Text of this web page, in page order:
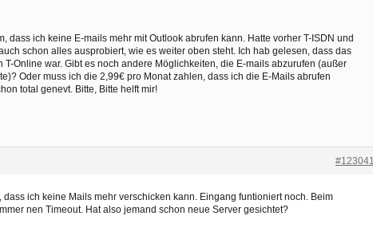
dass ich keine E-mails mehr mit Outlook abrufen kann. Hatte vorher T-ISDN und
schon alles ausprobiert, wie es weiter oben steht. Ich hab gelesen, dass das
T-Online war. Gibt es noch andere Möglichkeiten, die E-mails abzurufen (außer
Oder muss ich die 2,99€ pro Monat zahlen, dass ich die E-Mails abrufen
total genevt. Bitte, Bitte helft mir!
#123041
dass ich keine Mails mehr verschicken kann. Eingang funtioniert noch. Beim
nen Timeout. Hat also jemand schon neue Server gesichtet?